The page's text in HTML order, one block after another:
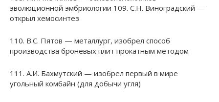
эволюционной эмбриологии 109. С.Н. Виноградский —
открыл хемосинтез
110. В.С. Пятов — металлург, изобрел способ
производства броневых плит прокатным методом
111. А.И. Бахмутский — изобрел первый в мире
угольный комбайн (для добычи угля)